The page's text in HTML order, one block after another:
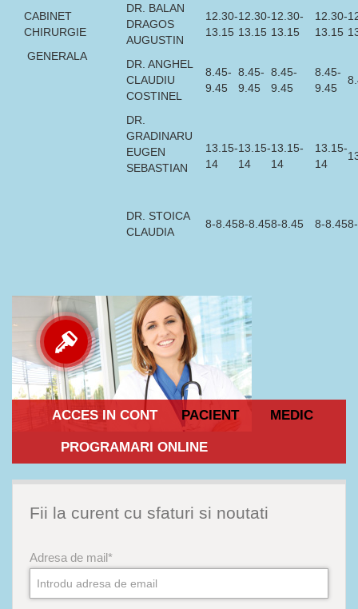
CABINET
CHIRURGIE
GENERALA
DR. BALAN
DRAGOS
AUGUSTIN
12.30-
13.15
12.30-
13.15
12.30-
13.15
12.30-
13.15
DR. ANGHEL
CLAUDIU
COSTINEL
8.45-
9.45
8.45-
9.45
8.45-
9.45
8.45-
9.45
DR.
GRADINARU
EUGEN
SEBASTIAN
13.15-
14
13.15-
14
13.15-
14
13.15-
14
DR. STOICA
CLAUDIA
8-8.458-8.458-8.45 8-8.45
ACCES IN CONT PACIENT MEDIC
PROGRAMARI ONLINE
Fii la curent cu sfaturi si noutati
Adresa de mail*